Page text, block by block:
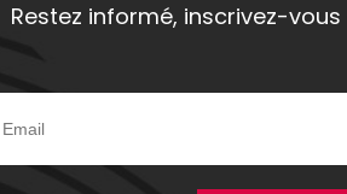
Restez informé, inscrivez-